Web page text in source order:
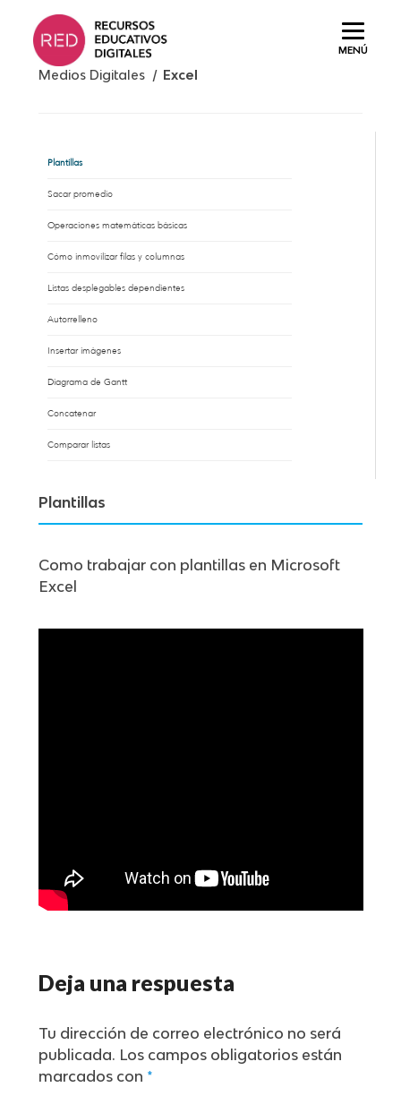
MENÚ
Saltar
contenido.
Medios Digitales /Excel
Plantillas
Sacar promedio
Operaciones matemáticas básicas
Cómo inmovilizar filas y columnas
Listas desplegables dependientes
Autorrelleno
Insertar imágenes
Diagrama de Gantt
Concatenar
Comparar listas
Plantillas
Como trabajar con plantillas en Microsoft
Excel
Deja una respuesta
Tu dirección de correo electrónico no será
publicada. Los campos obligatorios están
marcados con *